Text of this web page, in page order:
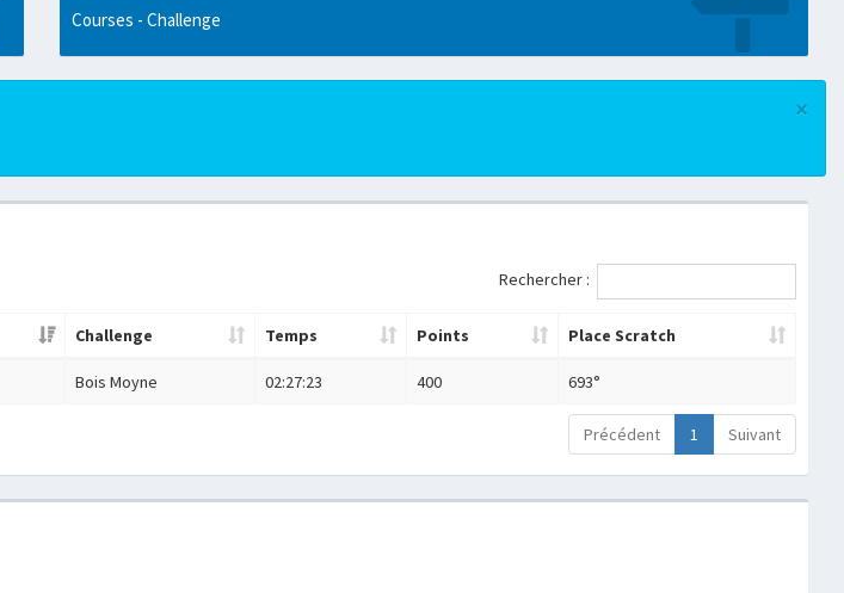
Courses - Challenge
×
Rechercher :
Challenge Temps Points Place Scratch
Bois Moyne 02:27:23 400 693°
Précédent 1 Suivant